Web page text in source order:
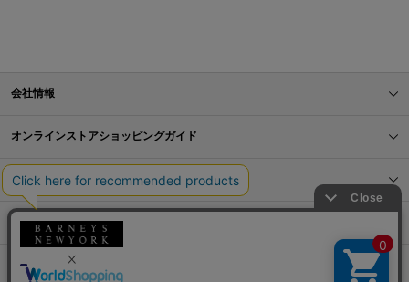
会社情報
オンラインストアショッピングガイド
店舗情報
サービス